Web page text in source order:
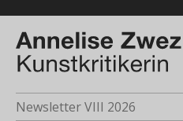
Newsletter VIII 2026